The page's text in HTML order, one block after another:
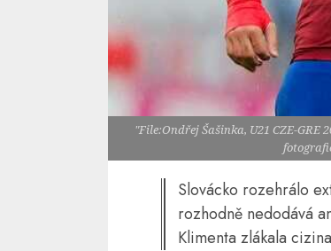
"File:Ondřej Šašinka, U21 CZE-GRE
Slovácko rozehrálo
rozhodně nedodává
Klimenta zlákala